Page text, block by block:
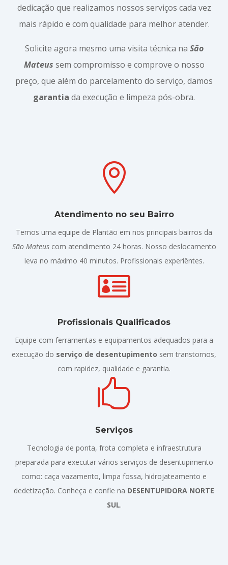
dedicação que realizamos nossos serviços cada vez
mais rápido e com qualidade para melhor atender.
Solicite agora mesmo uma visita técnica na São
Mateus sem compromisso e comprove o nosso
preço, que além do parcelamento do serviço, damos
garantia da execução e limpeza pós-obra.

Atendimento no seu Bairro
Temos uma equipe de Plantão em nos principais bairros da
São Mateuscom atendimento 24 horas. Nosso deslocamento
leva no máximo 40 minutos. Profissionais experiêntes.

Profissionais Qualificados
Equipe com ferramentas e equipamentos adequados para a
execução do serviço de desentupimento sem transtornos,
com rapidez, qualidade e garantia.

Serviços
Tecnologia de ponta, frota completa e infraestrutura
preparada para executar vários serviços de desentupimento
como: caça vazamento, limpa fossa, hidrojateamento e
dedetização. Conheça e confie na DESENTUPIDORA NORTE
SUL.